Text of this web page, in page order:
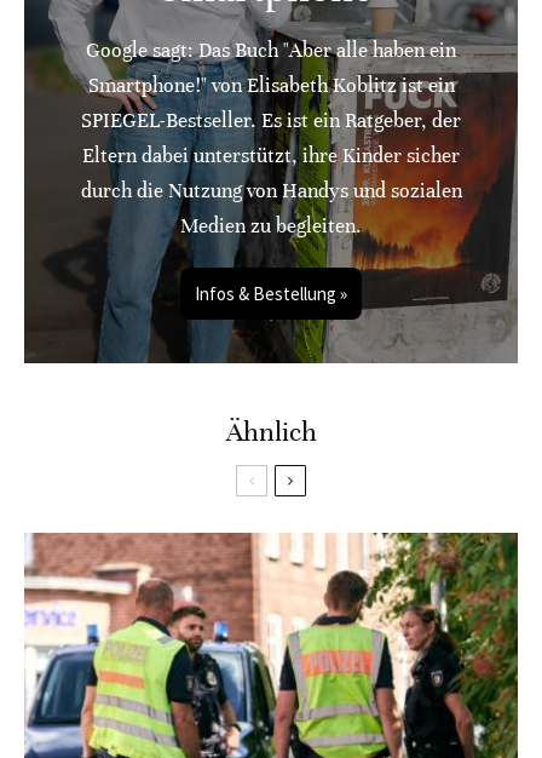
Google sagt: Das Buch "Aber alle haben ein
Smartphone!" von Elisabeth Koblitz ist ein
SPIEGEL-Bestseller. Es ist ein Ratgeber, der
Eltern dabei unterstützt, ihre Kinder sicher
durch die Nutzung von Handys und sozialen
Medien zu begleiten.
Infos & Bestellung »
Ähnlich